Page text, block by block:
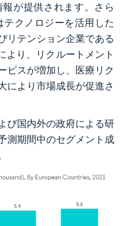
が提供されます。さら
テクノロジーを活用した
リテンション企業である
より、リクルートメント
ビスが増加し、医療リク
により市場成長が促進さ
び国内外の政府による研
測期間中のセグメント成